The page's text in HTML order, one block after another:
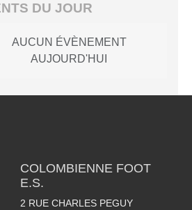
DU JOUR
AUCUN ÉVÈNEMENT
AUJOURD'HUI
COLOMBIENNE FOOT
E.S.
2 RUE CHARLES PEGUY